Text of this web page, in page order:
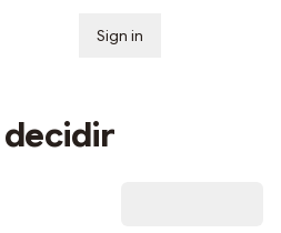
Sign in
decidir